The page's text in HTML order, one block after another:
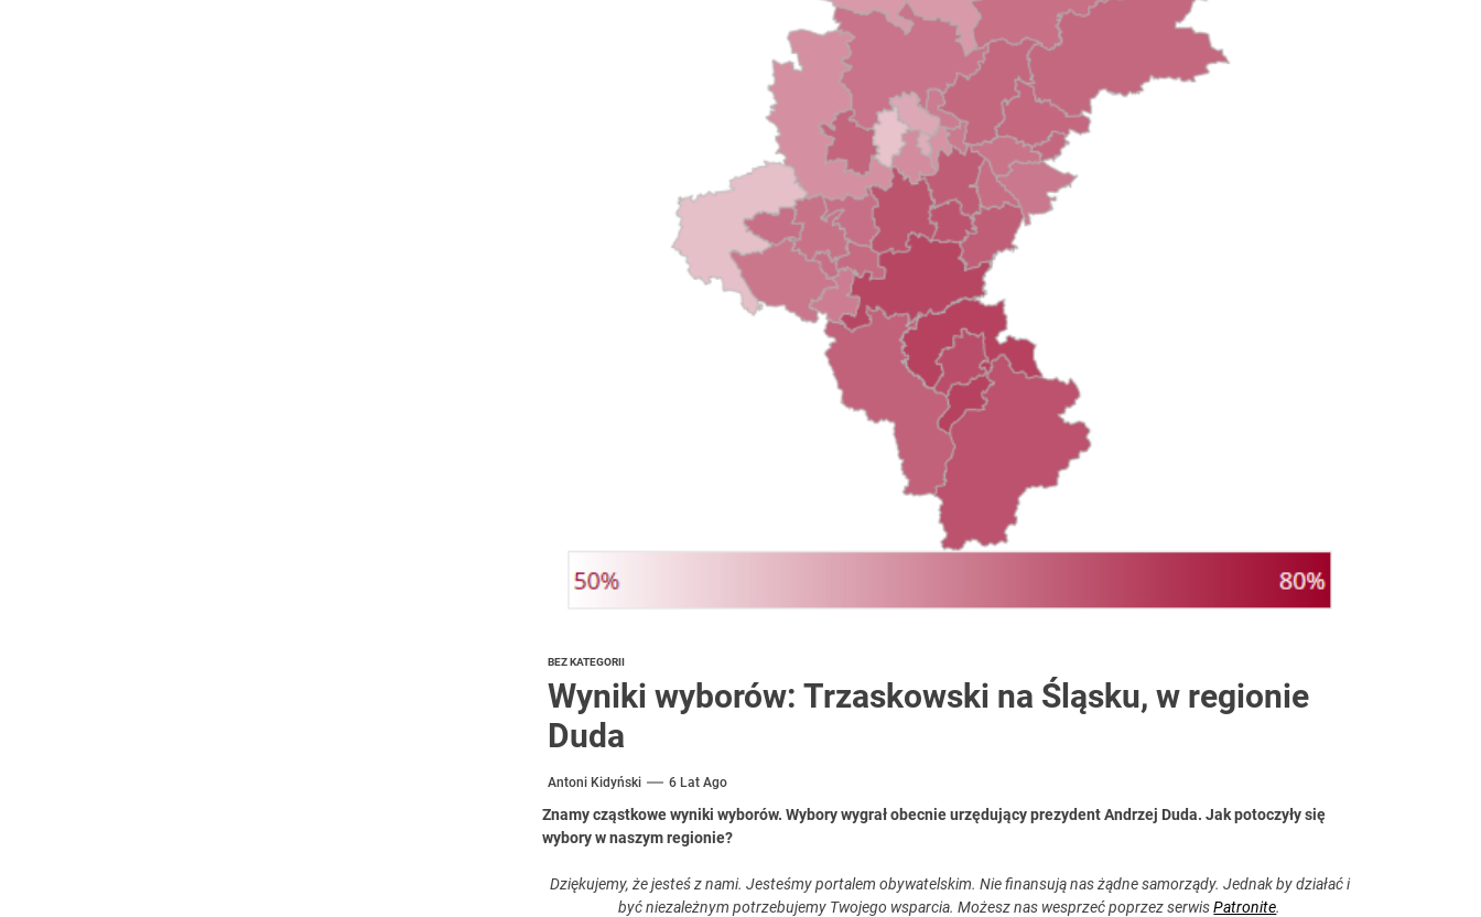
BEZ KATEGORII
Wyniki wyborów: Trzaskowski na Śląsku, w regionie
Duda
Antoni Kidyński 6 Lat Ago
Znamy cząstkowe wyniki wyborów. Wybory wygrał obecnie urzędujący prezydent Andrzej Duda. Jak potoczyły się
wybory w naszym regionie?
Dziękujemy, że jesteś z nami. Jesteśmy portalem obywatelskim. Nie finansują nas żądne samorządy. Jednak by działać i
być niezależnym potrzebujemy Twojego wsparcia. Możesz nas wesprzeć poprzez serwisPatronite.